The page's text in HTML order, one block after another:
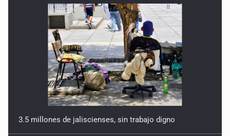
3.5 millones de jaliscienses, sin trabajo digno